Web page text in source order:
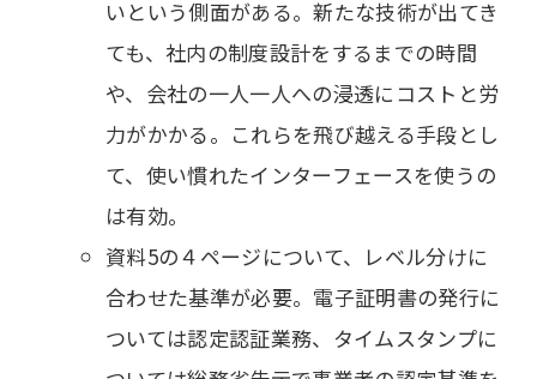
いという側面がある。新たな技術が出てき
ても、社内の制度設計をするまでの時間
や、会社の一人一人への浸透にコストと労
力がかかる。これらを飛び越える手段とし
て、使い慣れたインターフェースを使うの
は有効。
資料5の４ページについて、レベル分けに
合わせた基準が必要。電子証明書の発行に
ついては認定認証業務、タイムスタンプに